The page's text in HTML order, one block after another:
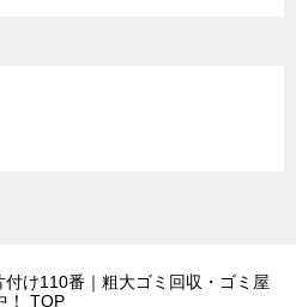
付け110番｜粗大ゴミ回収・ゴミ屋
TOP